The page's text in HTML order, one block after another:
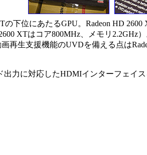
下位にあたるGPU。Radeon HD 2600
XTはコア800MHz、メモリ2.2GHz
再生支援機能のUVDを備える点は
力に対応したHDMIインターフェイ